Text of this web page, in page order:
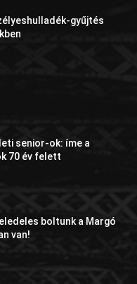
gyűjtés
senior-ok: íme a
70 év felett
boltunk a Margó
van!